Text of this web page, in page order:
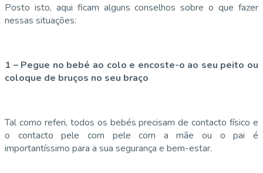
Posto isto, aqui ficam alguns conselhos sobre o que fazer
nessas situações:
1 – Pegue no bebé ao colo e encoste-o ao seu peito ou
coloque de bruços no seu braço
Tal como referi, todos os bebés precisam de contacto físico e
o contacto pele com pele com a mãe ou o pai é
importantíssimo para a sua segurança e bem-estar.